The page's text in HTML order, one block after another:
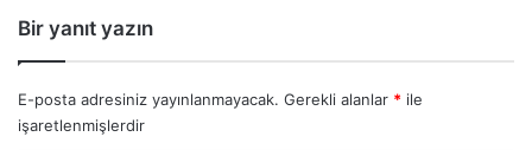
Bir yanıt yazın
E-posta adresiniz yayınlanmayacak. Gerekli alanlar * ile
işaretlenmişlerdir